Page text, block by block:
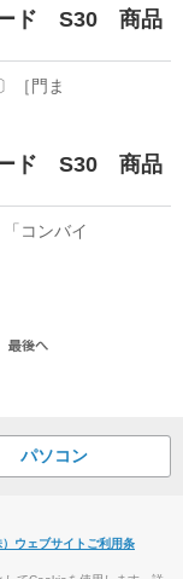
ード S30 商品
［門ま
ード S30 商品
コンバイ
パソコン
ウェブサイトご利用条